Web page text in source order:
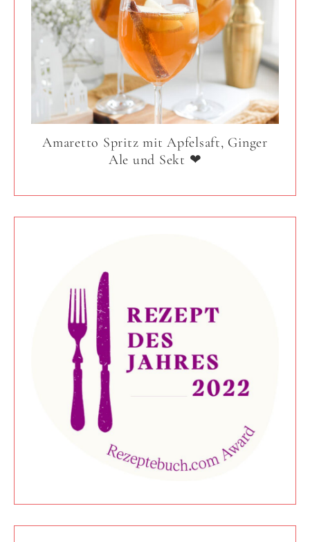
Amaretto Spritz mit Apfelsaft, Ginger
Ale und Sekt ❤